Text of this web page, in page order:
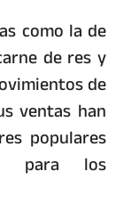
como la de
de res y
de
ventas han
populares
para los